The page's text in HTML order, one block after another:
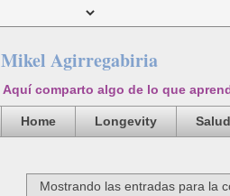
Mikel Agirregabiria
Aquí comparto algo de lo que
Home Longevity Salud
Mostrando las entradas para la